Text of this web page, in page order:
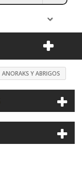
ANORAKS Y ABRIGOS